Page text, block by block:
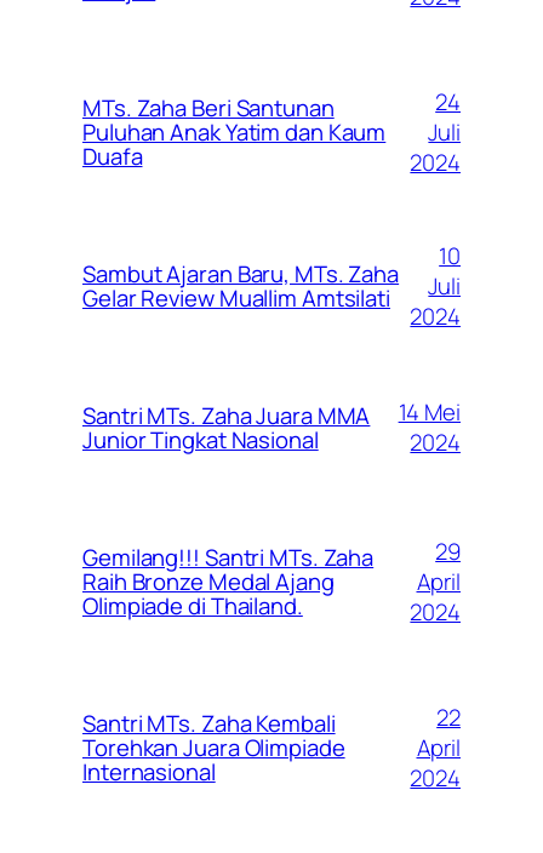
MTs. Zaha Beri Santunan
Puluhan Anak Yatim dan Kaum
Duafa
24
Juli
2024
Sambut Ajaran Baru, MTs. Zaha
Gelar Review Muallim Amtsilati
10
Juli
2024
Santri MTs. Zaha Juara MMA
Junior Tingkat Nasional
14 Mei
2024
Gemilang!!! Santri MTs. Zaha
Raih Bronze Medal Ajang
Olimpiade di Thailand.
29
April
2024
Santri MTs. Zaha Kembali
Torehkan Juara Olimpiade
Internasional
22
April
2024